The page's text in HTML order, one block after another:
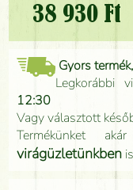
38 930 Ft
Gyors
Legkorábbi
12:30
Vagy választott
Termékünket
virágüzletünkben